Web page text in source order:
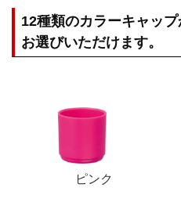
12種類のカラーキャップ
お選びいただけます。
ピンク